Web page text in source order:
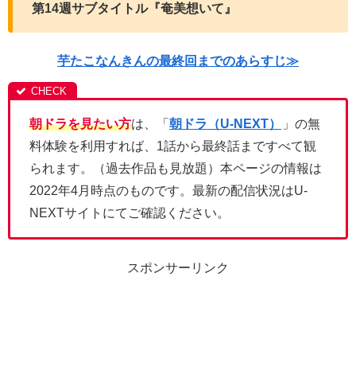
第14週サブタイトル『奄美想いて』
芋たこなんきんの最終回までのあらすじ≫
朝ドラを見たい方は、「 朝ドラ（U-NEXT）
」の無
料体験を利用すれば、1話から最終話まですべて観
られます。（過去作品も見放題）本ページの情報は
2022年4月時点のものです。最新の配信状況はU-
NEXTサイトにてご確認ください。
スポンサーリンク